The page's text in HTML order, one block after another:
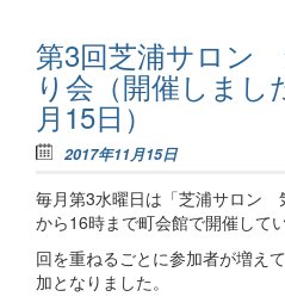
第3回芝浦サロン
り会（開催しま
月15日）
2017年11月15日
毎月第3水曜日は「芝浦サロン
から16時まで町会館で開催してい
回を重ねるごとに参加者が増え
加となりました。